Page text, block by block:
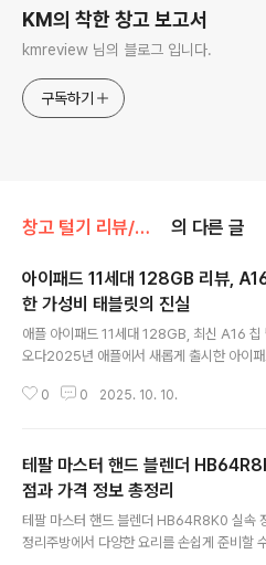
KM의 착한 창고 보고서
kmreview 님의 블로그 입니다.
구독하기
창고 털기 리뷰/가전 IT 의 다른 글
아이패드 11세대 128GB 리뷰,
한 가성비 태블릿의 진실
애플 아이패드 11세대 128GB, 최신 A16 칩
오다2025년 애플에서 새롭게 출시한 아이
으로 떠오르고 있습니다. 합리적인 가격대에
합하여, 아이패드 11세대의 핵심 기능과 특징
로 자세히 정리해보겠습니다.아이패드 11세
요 사양가장 주목할 부분은 애플의 A16 바이
재되었다는 점입니다. 이는 현재 아이폰 상위
용되는 고성능 프로세서로, 앱 실행 속도, 게
0 0 2025. 10. 10.
테팔 마스터 핸드 블렌더
점과 가격 정보 총정리
테팔 마스터 핸드 블렌더 HB64R8K0 실속
정리주방에서 다양한 요리를 손쉽게 준비할